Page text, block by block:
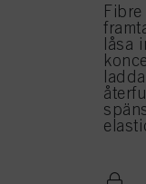
låsa